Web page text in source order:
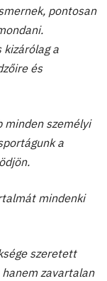
pontosan
a
és
minden személyi
a
mindenki
szeretett
zavartalan